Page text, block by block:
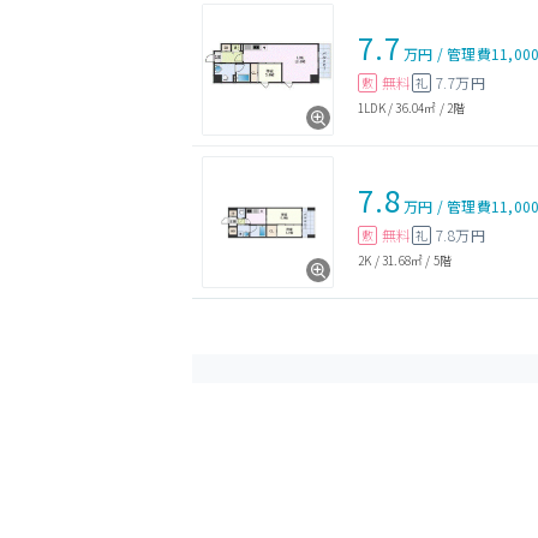
7.7 万円 /管理費
敷 無料 礼 7.7万円
1LDK/36.04㎡ / 2階
7.8万円 /管理費
敷 無料 礼 7.8万円
2K /31.68㎡ / 5階